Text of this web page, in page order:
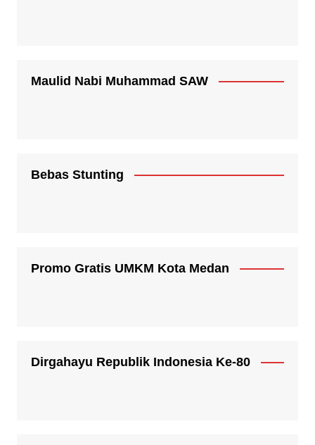
Maulid Nabi Muhammad SAW
Bebas Stunting
Promo Gratis UMKM Kota Medan
Dirgahayu Republik Indonesia Ke-80